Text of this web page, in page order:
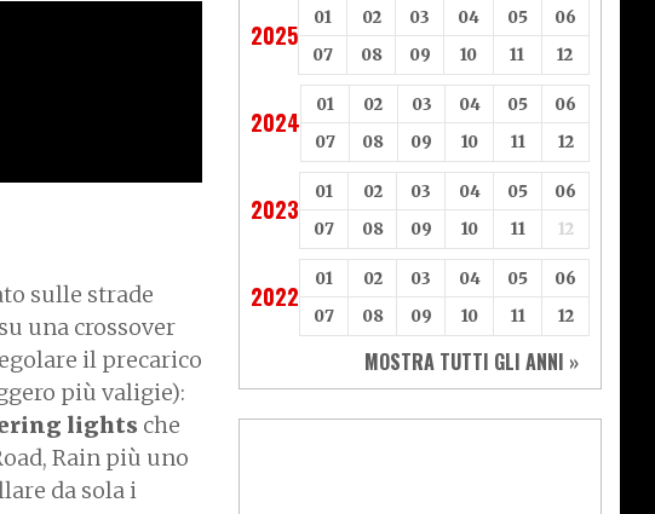
sulle strade
una crossover
il precarico
più valigie):
lights che
Rain più uno
da sola i
2025
01 02 03 04 05
06
07
08 09 10 11 12
2024
01 02 03 04 05
06
07
08 09 10 11 12
2023
01 02 03 04 05
06
07
08 09 10 11 12
2022
01 02 03 04 05
06
07
08 09 10 11 12
MOSTRA TUTTI GLI ANNI »